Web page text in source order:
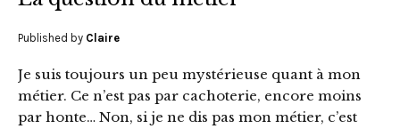
Published by Claire
Je suis toujours un peu mystérieuse quant à mon
métier. Ce n’est pas par cachoterie, encore moins
par honte… Non, si je ne dis pas mon métier, c’est